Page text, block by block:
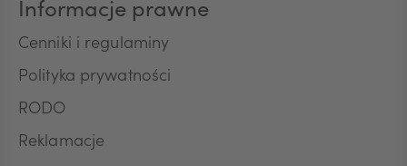
wycofanie zgody nie wpływa na zgodność z
podstawie zgody przed jej wycofaniem.
Informacje prawne
Cenniki i regulaminy
Polityka prywatności
RODO
Reklamacje